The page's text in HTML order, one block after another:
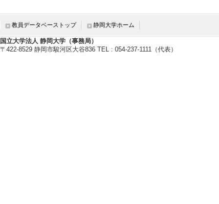
国際貢献実績
教員データベーストップ 静岡大学ホーム
国立大学法人 静岡大学（事務局）
〒422-8529 静岡市駿河区大谷836 TEL : 054-237-1111（代表）